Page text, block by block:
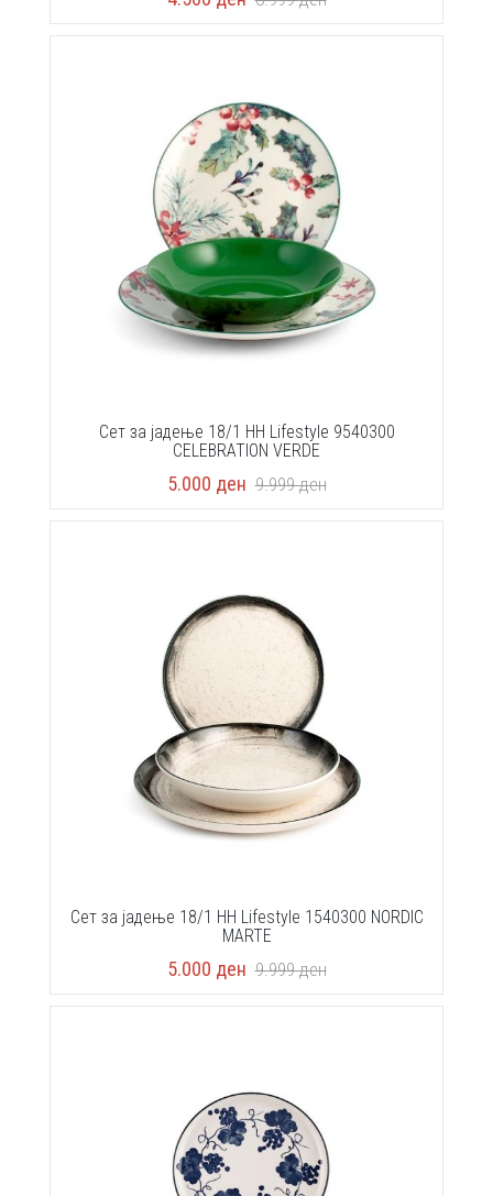
Сет за јадење 18/1 HH Lifestyle 9540300
CELEBRATION VERDE
5.000 ден 9.999ден
Сет за јадење 18/1 HH Lifestyle 1540300 NORDIC
MARTE
5.000 ден 9.999ден